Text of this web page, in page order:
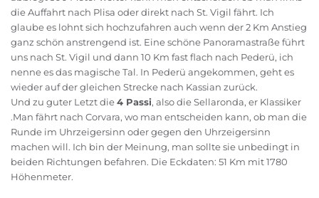
die Auffahrt nach Plisa oder direkt nach St. Vigil fährt. Ich
glaube es lohnt sich hochzufahren auch wenn der 2 Km Anstieg
ganz schön anstrengend ist. Eine schöne Panoramastraße führt
uns nach St. Vigil und dann 10 Km fast flach nach Pederü, ich
nenne es das magische Tal. In Pederü angekommen, geht es
wieder auf der gleichen Strecke nach Kassian zurück.
Und zu guter Letzt die4 Passi, also die Sellaronda, er Klassiker
.Man fährt nach Corvara, wo man entscheiden kann, ob man die
Runde im Uhrzeigersinn oder gegen den Uhrzeigersinn
machen will. Ich bin der Meinung, man sollte sie unbedingt in
beiden Richtungen befahren. Die Eckdaten: 51 Km mit 1780
Höhenmeter.